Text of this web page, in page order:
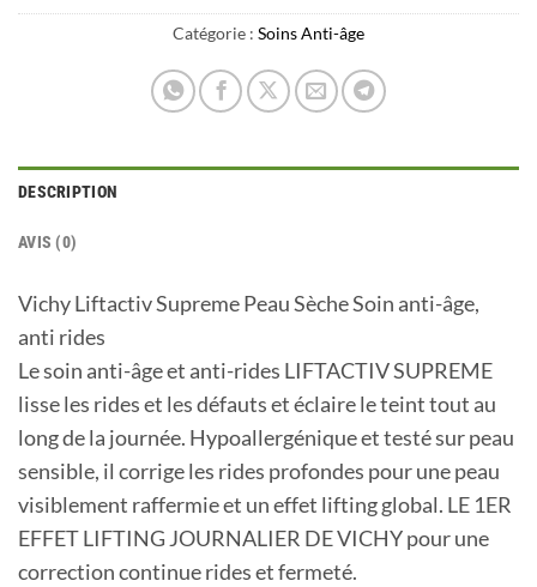
Catégorie : Soins Anti-âge
DESCRIPTION
AVIS (0)
Vichy Liftactiv Supreme Peau Sèche Soin anti-âge,
anti rides
Le soin anti-âge et anti-rides LIFTACTIV SUPREME
lisse les rides et les défauts et éclaire le teint tout au
long de la journée. Hypoallergénique et testé sur peau
sensible, il corrige les rides profondes pour une peau
visiblement raffermie et un effet lifting global. LE 1ER
EFFET LIFTING JOURNALIER DE VICHY pour une
correction continue rides et fermeté.